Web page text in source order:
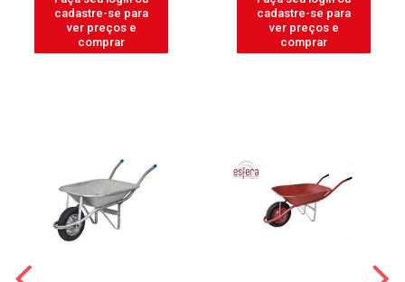
cadastre-se para
cadastre-